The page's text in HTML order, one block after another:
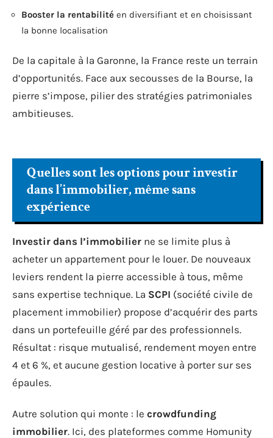
Booster la rentabilité en diversifiant et en choisissant
la bonne localisation
De la capitale à la Garonne, la France reste un terrain
d’opportunités. Face aux secousses de la Bourse, la
pierre s’impose, pilier des stratégies patrimoniales
ambitieuses.
Quelles sont les options pour investir
dans l’immobilier, même sans
expérience
Investir dans l’immobilier ne se limite plus à
acheter un appartement pour le louer. De nouveaux
leviers rendent la pierre accessible à tous, même
sans expertise technique. La SCPI (société civile de
placement immobilier) propose d’acquérir des parts
dans un portefeuille géré par des professionnels.
Résultat : risque mutualisé, rendement moyen entre
4 et 6 %, et aucune gestion locative à porter sur ses
épaules.
Autre solution qui monte : le crowdfunding
immobilier. Ici, des plateformes comme Homunity